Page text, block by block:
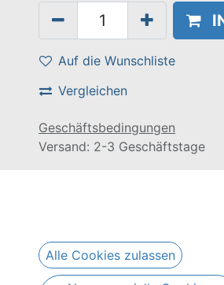
Auf die Wunschliste
Vergleichen
Geschäftsbedingungen
Versand: 2-3 Geschäftstage
Alle Cookies zulassen